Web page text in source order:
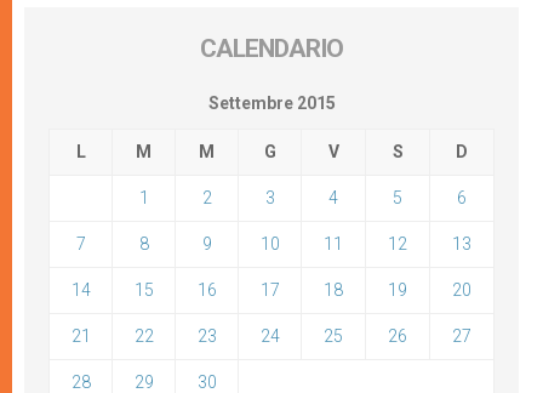
CALENDARIO
Settembre 2015
L M M G V S D
1 2 3 4 5 6
7 8 9 10 11 12 13
14 15 16 17 18 19 20
21 22 23 24 25 26 27
28 29 30